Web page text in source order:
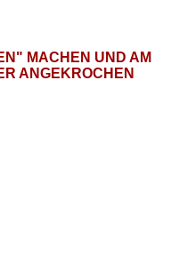
MACHEN UND AM
ANGEKROCHEN